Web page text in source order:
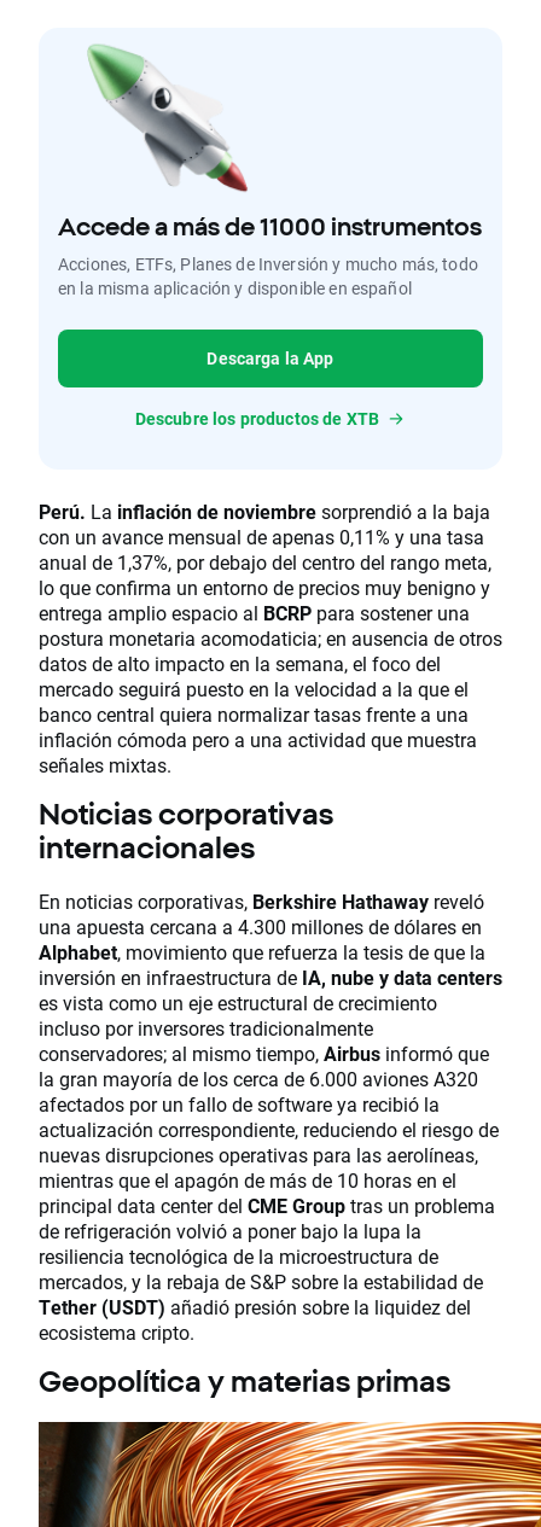
Accede a más de 11000 instrumentos
Acciones, ETFs, Planes de Inversión y mucho más, todo
en la misma aplicación y disponible en español
Descarga la App
Descubre los productos de XTB
Perú. La inflación de noviembresorprendió a la baja
con un avance mensual de apenas 0,11% y una tasa
anual de 1,37%, por debajo del centro del rango meta,
lo que confirma un entorno de precios muy benigno y
entrega amplio espacio al BCRP para sostener una
postura monetaria acomodaticia; en ausencia de otros
datos de alto impacto en la semana, el foco del
mercado seguirá puesto en la velocidad a la que el
banco central quiera normalizar tasas frente a una
inflación cómoda pero a una actividad que muestra
señales mixtas.
Noticias corporativas
internacionales
En noticias corporativas, Berkshire Hathaway reveló
una apuesta cercana a 4.300 millones de dólares en
Alphabet, movimiento que refuerza la tesis de que la
inversión en infraestructura de IA, nube y data centers
es vista como un eje estructural de crecimiento
incluso por inversores tradicionalmente
conservadores; al mismo tiempo,Airbus informó que
la gran mayoría de los cerca de 6.000 aviones A320
afectados por un fallo de software ya recibió la
actualización correspondiente, reduciendo el riesgo de
nuevas disrupciones operativas para las aerolíneas,
mientras que el apagón de más de 10 horas en el
principal data center del CME Grouptras un problema
de refrigeración volvió a poner bajo la lupa la
resiliencia tecnológica de la microestructura de
mercados, y la rebaja de S&P sobre la estabilidad de
Tether (USDT) añadió presión sobre la liquidez del
ecosistema cripto.
Geopolítica y materias primas